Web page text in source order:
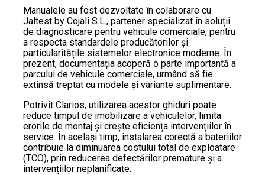
Manualele au fost dezvoltate în colaborare cu
Jaltest by Cojali S.L., partener specializat în soluții
de diagnosticare pentru vehicule comerciale, pentru
a respecta standardele producătorilor și
particularitățile sistemelor electronice moderne. În
prezent, documentația acoperă o parte importantă a
parcului de vehicule comerciale, urmând să fie
extinsă treptat cu modele și variante suplimentare.
Potrivit Clarios, utilizarea acestor ghiduri poate
reduce timpul de imobilizare a vehiculelor, limita
erorile de montaj și crește eficiența intervențiilor în
service. În același timp, instalarea corectă a bateriilor
contribuie la diminuarea costului total de exploatare
(TCO), prin reducerea defectărilor premature și a
intervențiilor neplanificate.